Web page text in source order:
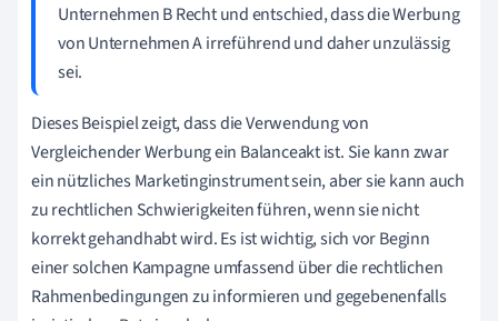
Unternehmen B Recht und entschied, dass die Werbung
von Unternehmen A irreführend und daher unzulässig
sei.
Dieses Beispiel zeigt, dass die Verwendung von
Vergleichender Werbung ein Balanceakt ist. Sie kann zwar
ein nützliches Marketinginstrument sein, aber sie kann auch
zu rechtlichen Schwierigkeiten führen, wenn sie nicht
korrekt gehandhabt wird. Es ist wichtig, sich vor Beginn
einer solchen Kampagne umfassend über die rechtlichen
Rahmenbedingungen zu informieren und gegebenenfalls